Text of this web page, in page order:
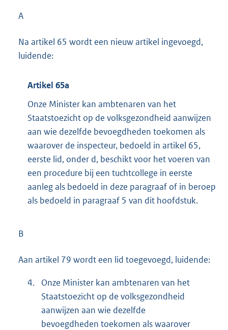
A
Na artikel 65 wordt een nieuw artikel ingevoegd,
luidende:
Artikel 65a
Onze Minister kan ambtenaren van het
Staatstoezicht op de volksgezondheid aanwijzen
aan wie dezelfde bevoegdheden toekomen als
waarover de inspecteur, bedoeld in artikel 65,
eerste lid, onder d, beschikt voor het voeren van
een procedure bij een tuchtcollege in eerste
aanleg als bedoeld in deze paragraaf of in beroep
als bedoeld in paragraaf 5 van dit hoofdstuk.
B
Aan artikel 79 wordt een lid toegevoegd, luidende:
4.
Onze Minister kan ambtenaren van het
Staatstoezicht op de volksgezondheid
aanwijzen aan wie dezelfde
bevoegdheden toekomen als waarover